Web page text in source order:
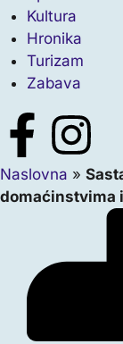
Kultura
Hronika
Turizam
Zabava
Naslovna »
domaćinstvima